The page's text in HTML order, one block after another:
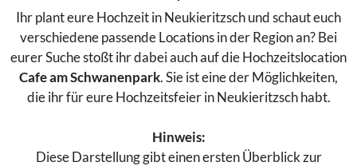
Ihr plant eure Hochzeit in Neukieritzsch und schaut euch
verschiedene passende Locations in der Region an? Bei
eurer Suche stoßt ihr dabei auch auf die Hochzeitslocation
Cafe am Schwanenpark. Sie ist eine der Möglichkeiten,
die ihr für eure Hochzeitsfeier in Neukieritzsch habt.
Hinweis:
Diese Darstellung gibt einen ersten Überblick zur